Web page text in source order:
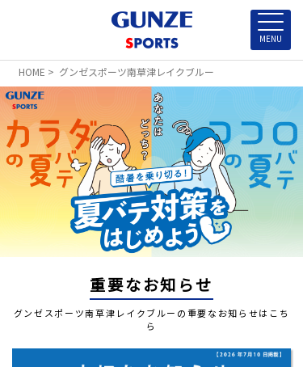
HOME > グンゼスポーツ南草津レイクブルー
重要なお知らせ
グンゼスポーツ南草津レイクブルーの重要なお知らせはこち
ら